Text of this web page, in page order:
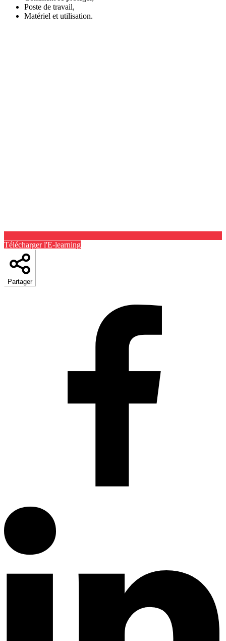
Poste de travail,
Matériel et utilisation.
Télécharger l'E-learning
Partager